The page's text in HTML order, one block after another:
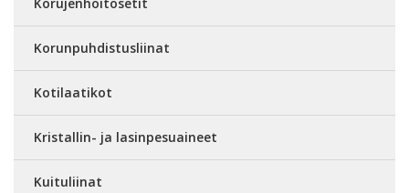
Korunpuhdistusliinat
Kotilaatikot
Kristallin- ja lasinpesuaineet
Kuituliinat